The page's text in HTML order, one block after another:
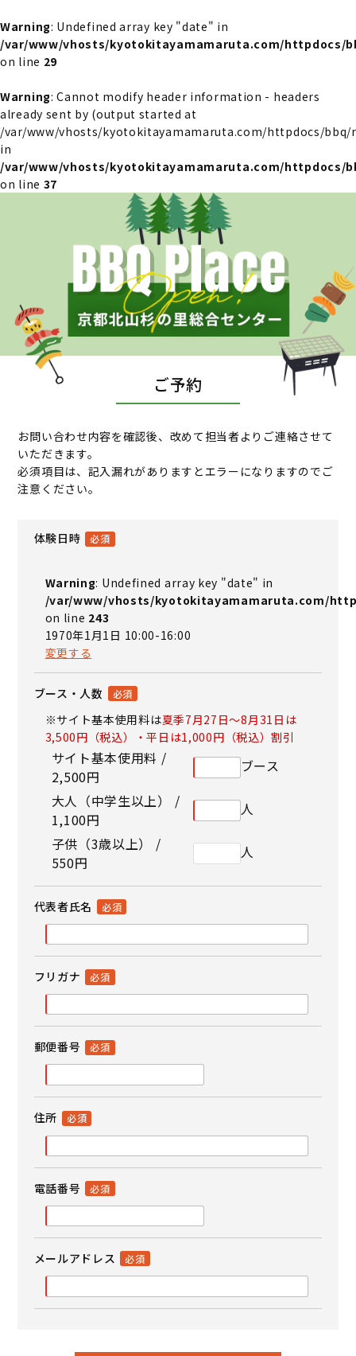
Warning: Undefined array key "date" in
/var/www/vhosts/kyotokitayamamaruta.com/httpdocs/
on line 29
Warning: Cannot modify header information - headers
already sent by (output started at
/var/www/vhosts/kyotokitayamamaruta.com/httpdocs/bbq/
in
/var/www/vhosts/kyotokitayamamaruta.com/httpdocs/
on line 37
ご予約
お問い合わせ内容を確認後、改めて担当者よりご連絡させて
いただきます。
必須項目は、記入漏れがありますとエラーになりますのでご
注意ください。
体験日時
Warning: Undefined array key "date" in
/var/www/vhosts/kyotokitayamamaruta.com/
on line 243
1970年1月1日 10:00-16:00
変更する
ブース・人数
※サイト基本使用料は夏季7月27日～8月31日は
3,500円（税込）・平日は1,000円（税込）割引
サイト基本使用料 /
2,500円
ブース
大人（中学生以上） /
1,100円
人
子供（3歳以上） /
550円
人
代表者氏名
フリガナ
郵便番号
住所
電話番号
メールアドレス